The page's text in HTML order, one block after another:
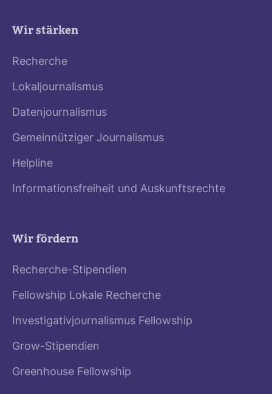
Wir stärken
Recherche
Lokaljournalismus
Datenjournalismus
Gemeinnütziger Journalismus
Helpline
Informationsfreiheit und Auskunftsrechte
Wir fördern
Recherche-Stipendien
Fellowship Lokale Recherche
Investigativjournalismus Fellowship
Grow-Stipendien
Greenhouse Fellowship